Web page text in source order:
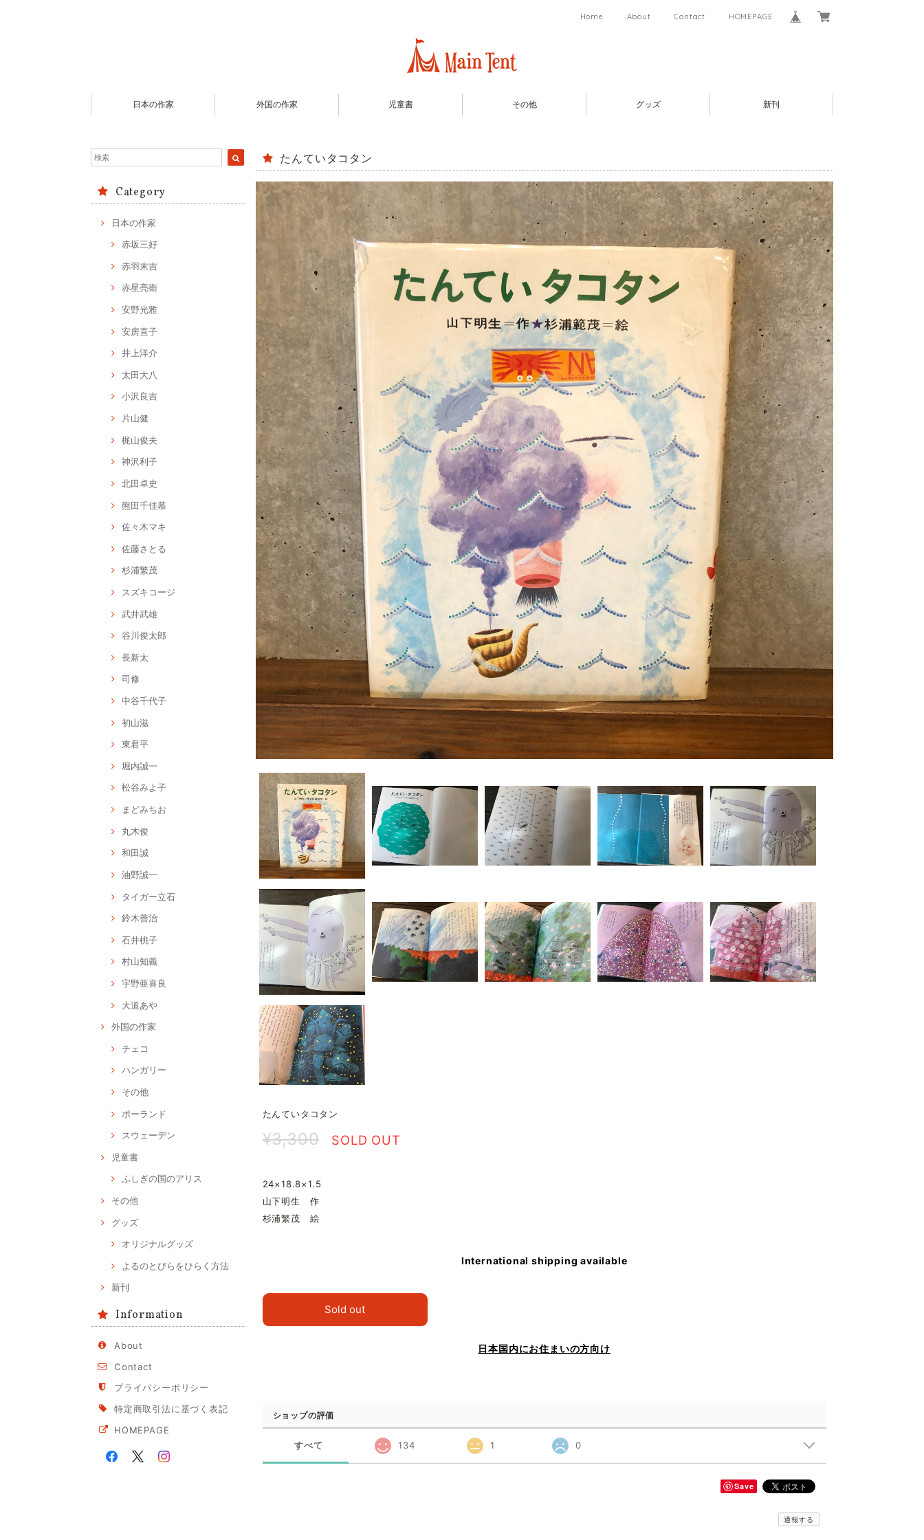
Home About Contact HOMEPAGE
日本の作家 外国の作家 児童書 その他 グッズ 新刊
Category
日本の作家
赤坂三好
赤羽末吉
赤星亮衛
安野光雅
安房直子
井上洋介
太田大八
小沢良吉
片山健
梶山俊夫
神沢利子
北田卓史
熊田千佳慕
佐々木マキ
佐藤さとる
杉浦繁茂
スズキコージ
武井武雄
谷川俊太郎
長新太
司修
中谷千代子
初山滋
東君平
堀内誠一
松谷みよ子
まどみちお
丸木俊
和田誠
油野誠一
タイガー立石
鈴木善治
石井桃子
村山知義
宇野亜喜良
大道あや
外国の作家
チェコ
ハンガリー
その他
ポーランド
スウェーデン
児童書
ふしぎの国のアリス
その他
グッズ
オリジナルグッズ
よるのとびらをひらく方法
新刊
Information
About
Contact
プライバシーポリシー
特定商取引法に基づく表記
HOMEPAGE
たんていタコタン
たんていタコタン
¥3,300 SOLD OUT
24×18.8×1.5
山下明生 作
杉浦繁茂 絵
International shipping available
Sold out
日本国内にお住まいの方向け
ショップの評価
すべて 134 1 0
Save
通報する